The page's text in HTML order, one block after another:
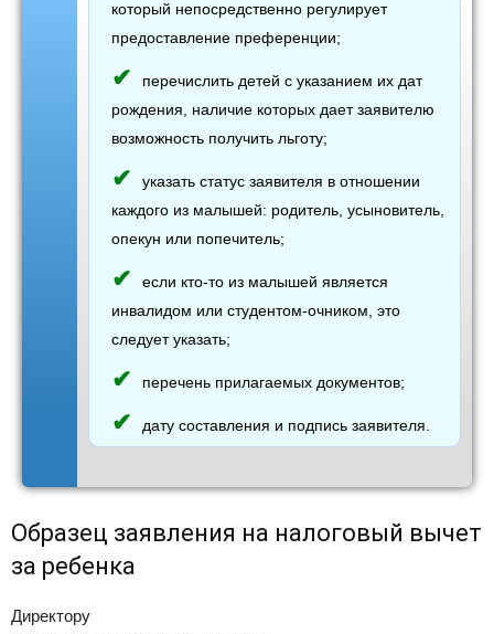
который непосредственно регулирует
предоставление преференции;
перечислить детей с указанием их дат
рождения, наличие которых дает заявителю
возможность получить льготу;
указать статус заявителя в отношении
каждого из малышей: родитель, усыновитель,
опекун или попечитель;
если кто-то из малышей является
инвалидом или студентом-очником, это
следует указать;
перечень прилагаемых документов;
дату составления и подпись заявителя.
Образец заявления на налоговый вычет
за ребенка
Директору